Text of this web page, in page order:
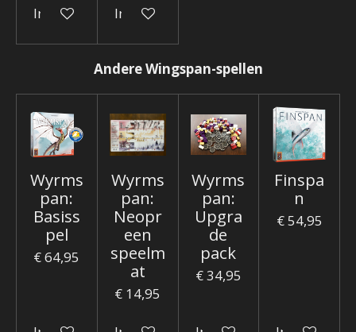
In winkelwagenIn winkelwagen
Andere Wingspan-spellen
Wyrms
pan:
Basiss
pel
€ 64,95
Wyrms
pan:
Neopr
een
speelm
at
€ 14,95
Wyrms
pan:
Upgra
de
pack
€ 34,95
Finspa
n
€ 54,95